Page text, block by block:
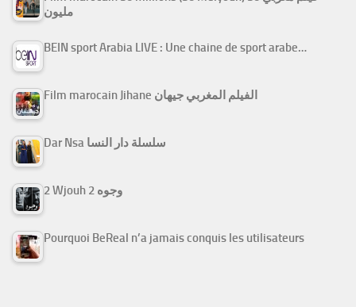
مليون
BEIN sport Arabia LIVE : Une chaine de sport arabe…
Film marocain Jihane الفيلم المغربي جيهان
Dar Nsa سلسلة دار النسا
2 Wjouh 2 وجوه
Pourquoi BeReal n’a jamais conquis les utilisateurs